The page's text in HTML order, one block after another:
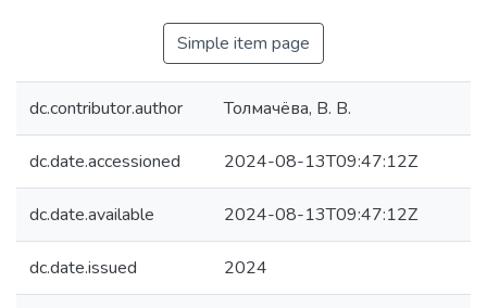
Simple item page
dc.contributor.author Толмачёва, В. В.
dc.date.accessioned 2024-08-13T09:47:12Z
dc.date.available 2024-08-13T09:47:12Z
dc.date.issued 2024